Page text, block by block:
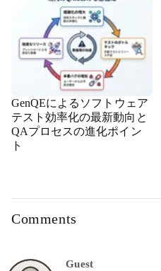
GenQEによるソフトウェア
テスト効率化の最新動向と
QAプロセスの進化ポイン
ト
Comments
Guest